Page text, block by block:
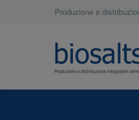
Produzione e